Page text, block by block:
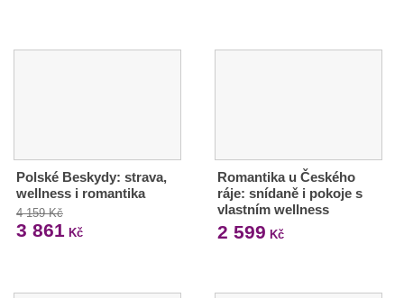
Polské Beskydy: strava,
wellness i romantika
4 159 Kč
3 861 Kč
Romantika u Českého
ráje: snídaně i pokoje s
vlastním wellness
2 599 Kč